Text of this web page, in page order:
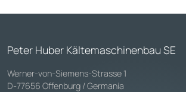
Peter Huber Kältemaschinenbau SE
Werner-von-Siemens-Strasse 1
D-77656 Offenburg / Germania